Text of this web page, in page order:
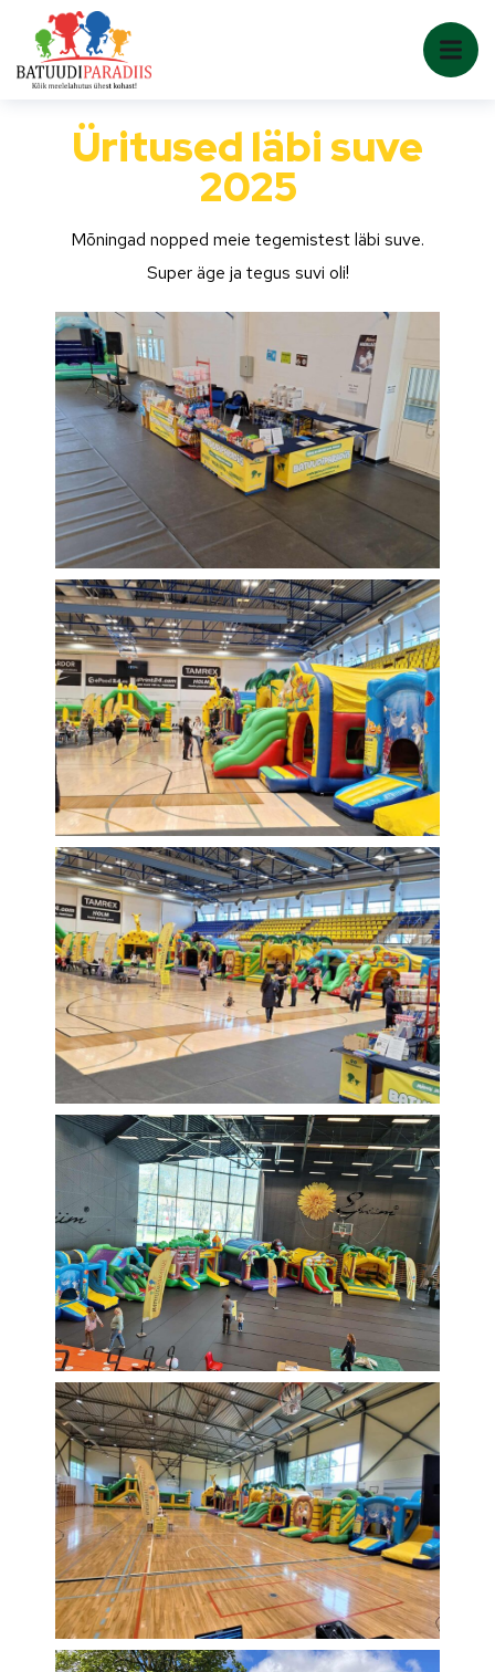
Üritused läbi suve
2025
Mõningad nopped meie tegemistest läbi suve.
Super äge ja tegus suvi oli!